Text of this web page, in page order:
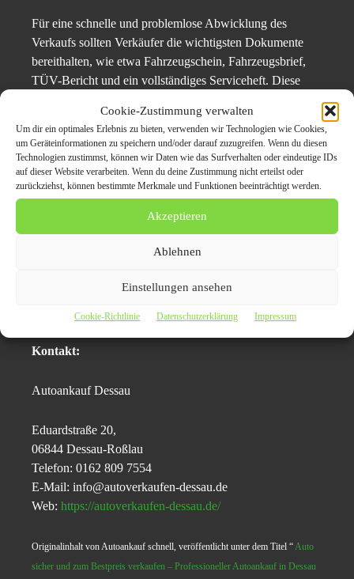
Cookie-Zustimmung verwalten
Um dir ein optimales Erlebnis zu bieten, verwenden wir Technologien wie Cookies,
um Geräteinformationen zu speichern und/oder darauf zuzugreifen. Wenn du diesen
Technologien zustimmst, können wir Daten wie das Surfverhalten oder eindeutige IDs
auf dieser Website verarbeiten. Wenn du deine Zustimmung nicht erteilst oder
zurückziehst, können bestimmte Merkmale und Funktionen beeinträchtigt werden.
Akzeptieren
Ablehnen
Einstellungen ansehen
Cookie-Richtlinie Datenschutzerklärung Impressum
Für eine schnelle und problemlose Abwicklung des
Verkaufs sollten Verkäufer die wichtigsten Dokumente
bereithalten, wie etwa Fahrzeugschein, Fahrzeugsbrief,
TÜV-Bericht und ein vollständiges Serviceheft. Diese
erleichtern den gesamten Prozess.
Jetzt einen Termin vereinbaren und sofort verkaufen
Fahrzeugbesitzer in Dessau können ihren Wagen schnell
und unkompliziert verkaufen, ohne sich um langwierige
Verkaufsprozesse oder versteckte Kosten sorgen zu
müssen. Eine Terminvereinbarung ist jederzeit online oder
kann sich auf eine schnelle Abwicklung und direkte
Auszahlung freuen.
Kontakt:
Autoankauf Dessau
Eduardstraße 20,
06844 Dessau-Roßlau
Telefon: 0162 809 7554
E-Mail: info@autoverkaufen-dessau.de
Web: https://autoverkaufen-dessau.de/
Originalinhalt von Autoankauf schnell, veröffentlicht unter dem Titel “ Auto
sicher und zum Bestpreis verkaufen – Professioneller Autoankauf in Dessau